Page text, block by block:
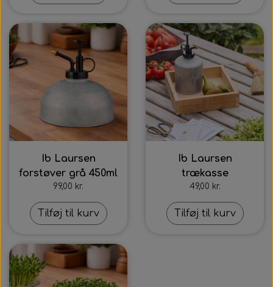
Ib Laursen
forstøver grå 450ml
99,00 kr.
Tilføj til kurv
Ib Laursen
trækasse
49,00 kr.
Tilføj til kurv